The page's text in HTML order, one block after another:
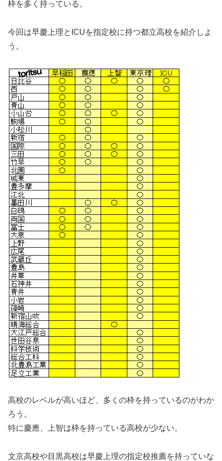
枠を多く持っている。
今回は早慶上理とICUを指定校に持つ都立高校を紹介しよ
う。
高校のレベルが高いほど、多くの枠を持っているのがわか
ろう。
特に慶應、上智は枠を持っている高校が少ない。
文京高校や目黒高校は早慶上理の指定校推薦を持っていな